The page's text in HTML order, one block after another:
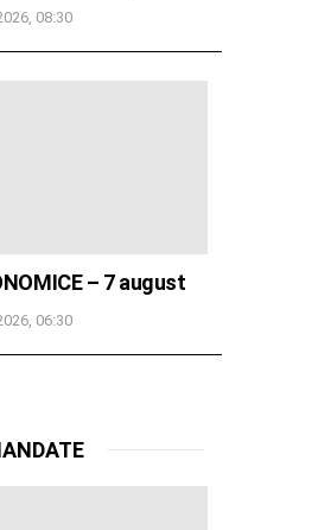
08:30
– 7 august
06:30